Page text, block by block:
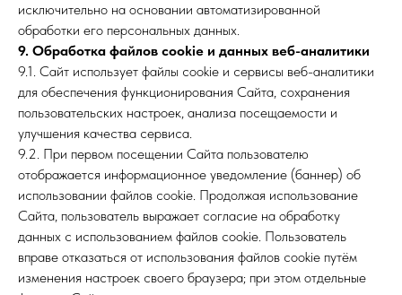
исключительно на основании автоматизированной
обработки его персональных данных.
9. Обработка файлов cookie и данных веб-аналитики
9.1. Сайт использует файлы cookie и сервисы веб-аналитики
для обеспечения функционирования Сайта, сохранения
пользовательских настроек, анализа посещаемости и
улучшения качества сервиса.
9.2. При первом посещении Сайта пользователю
отображается информационное уведомление (баннер) об
использовании файлов cookie. Продолжая использование
Сайта, пользователь выражает согласие на обработку
данных с использованием файлов cookie. Пользователь
вправе отказаться от использования файлов cookie путём
изменения настроек своего браузера; при этом отдельные